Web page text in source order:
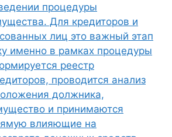
процедуры
Для кредиторов и
лиц это важный этап
именно в рамках процедуры
реестр
проводится анализ
должника,
и принимаются
влияющие на